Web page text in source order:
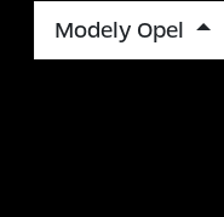
Modely Opel